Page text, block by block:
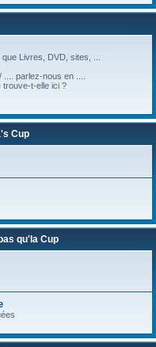
Livres, DVD, sites, ...
.... parlez-nous en ....
trouve-t-elle ici ?
Cup
qu'la Cup